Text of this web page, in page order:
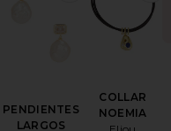
PENDIENTES
LARGOS
COLLAR
NOEMIA